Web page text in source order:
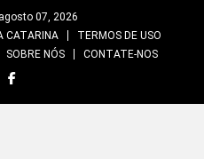
07, 2026
CATARINA
TERMOS DE USO
SOBRE NÓS CONTATE-NOS